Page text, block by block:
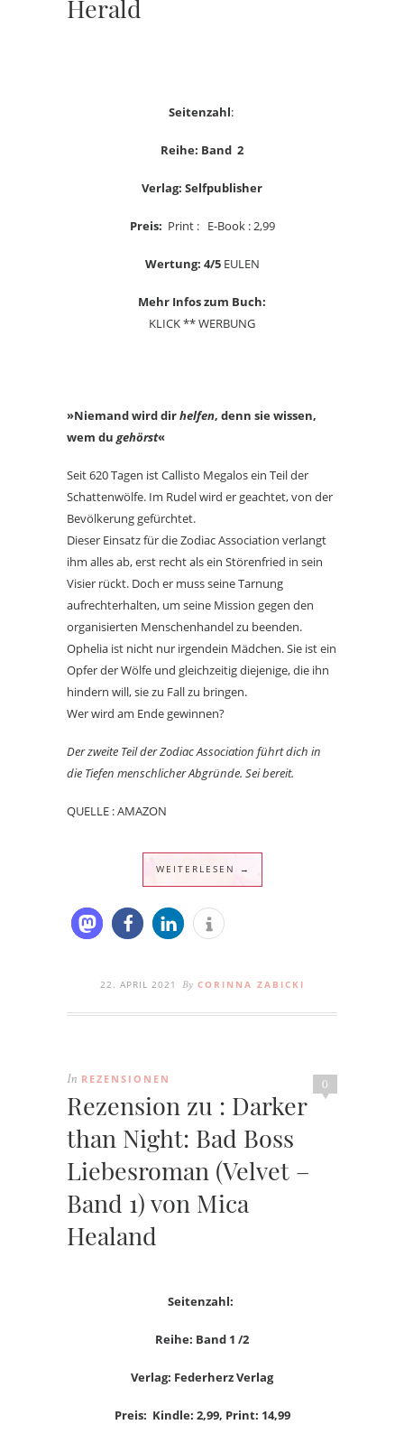
Herald
Seitenzahl:
Reihe: Band 2
Verlag: Selfpublisher
Preis: Print : E-Book : 2,99
Wertung: 4/5EULEN
Mehr Infos zum Buch:
KLICK ** WERBUNG
»Niemand wird dirhelfen, denn sie wissen,
wem du gehörst«
Seit 620 Tagen ist Callisto Megalos ein Teil der
Schattenwölfe. Im Rudel wird er geachtet, von der
Bevölkerung gefürchtet.
Dieser Einsatz für die Zodiac Association verlangt
ihm alles ab, erst recht als ein Störenfried in sein
Visier rückt. Doch er muss seine Tarnung
aufrechterhalten, um seine Mission gegen den
organisierten Menschenhandel zu beenden.
Ophelia ist nicht nur irgendein Mädchen. Sie ist ein
Opfer der Wölfe und gleichzeitig diejenige, die ihn
hindern will, sie zu Fall zu bringen.
Wer wird am Ende gewinnen?
Der zweite Teil der Zodiac Association führt dich in
die Tiefen menschlicher Abgründe. Sei bereit.
QUELLE : AMAZON
WEITERLESEN →
22. APRIL 2021 By CORINNA ZABICKI
0
In REZENSIONEN
Rezension zu : Darker
than Night: Bad Boss
Liebesroman (Velvet –
Band 1) von Mica
Healand
Seitenzahl:
Reihe: Band 1 /2
Verlag: Federherz Verlag
Preis: Kindle: 2,99, Print: 14,99